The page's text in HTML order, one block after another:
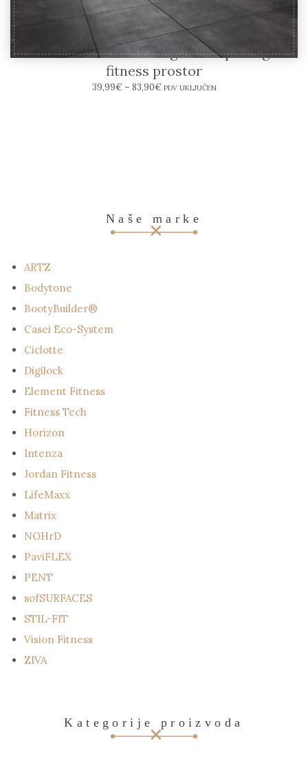
CASEI ECO-GYM TOP – gumene podloge za
fitness prostor
39,99€– 83,90€ PDV UKLJUČEN
Naše marke
ARTZ
Bodytone
BootyBuilder®
Casei Eco-System
Ciclotte
Digilock
Element Fitness
Fitness Tech
Horizon
Intenza
Jordan Fitness
LifeMaxx
Matrix
NOHrD
PaviFLEX
PENT
sofSURFACES
STIL-FIT
Vision Fitness
ZIVA
Kategorije proizvoda